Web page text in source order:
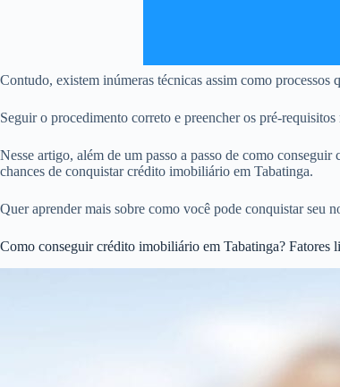
Contudo, existem inúmeras técnicas assim como
Seguir o procedimento correto e preencher os pré-
Nesse artigo, além de um passo a passo de como
chances de conquistar crédito imobiliário em Tabatinga.
Quer aprender mais sobre como você pode conquistar
Como conseguir crédito imobiliário em Tabatinga? Fatores